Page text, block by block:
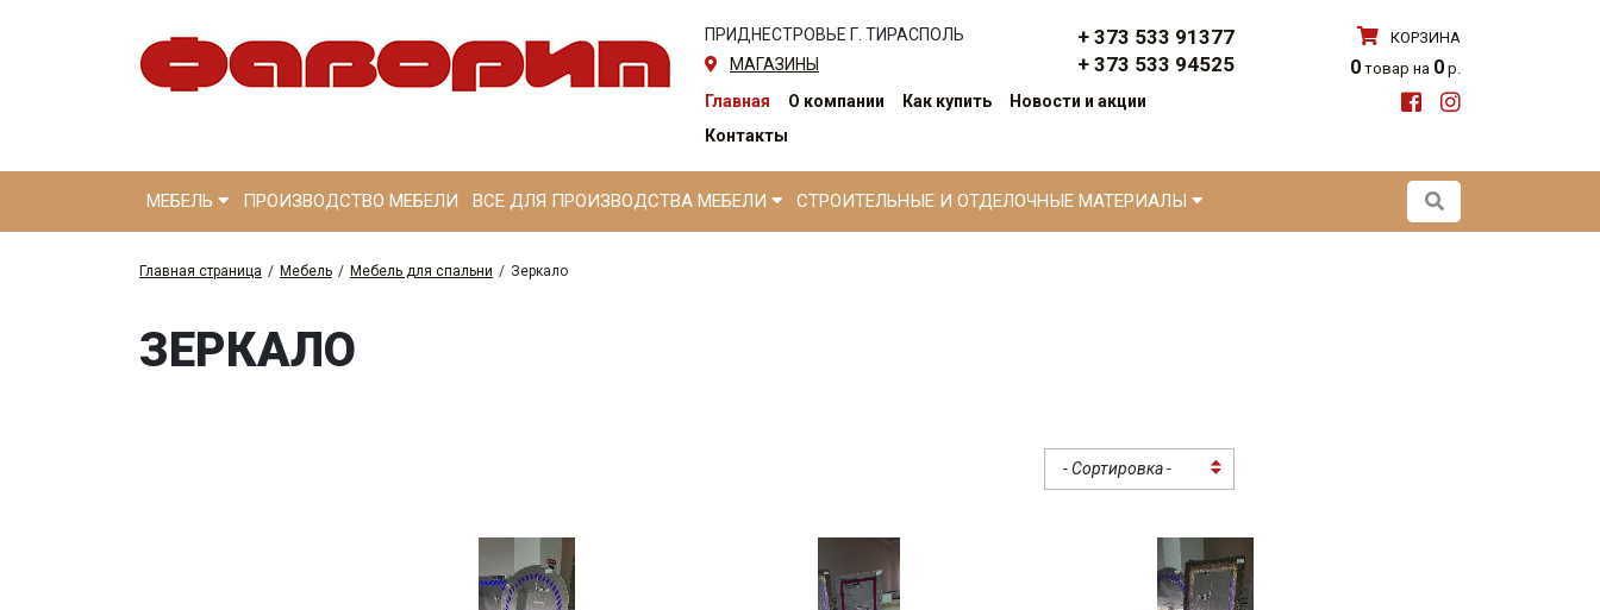
ПРИДНЕСТРОВЬЕ Г. ТИРАСПОЛЬ
МАГАЗИНЫ
+ 373 533 91377
+ 373 533 94525
Главная О компании Как купить
Новости и акции
Контакты
КОРЗИНА
0 товар на 0 р.
МЕБЕЛЬ ПРОИЗВОДСТВО МЕБЕЛИ ВСЕ ДЛЯ ПРОИЗВОДСТВА МЕБЕЛИ СТРОИТЕЛЬНЫЕ И ОТДЕЛОЧНЫЕ МАТЕРИАЛЫ
Главная страница / Мебель / Мебель для спальни / Зеркало
ЗЕРКАЛО
- Сортировка -